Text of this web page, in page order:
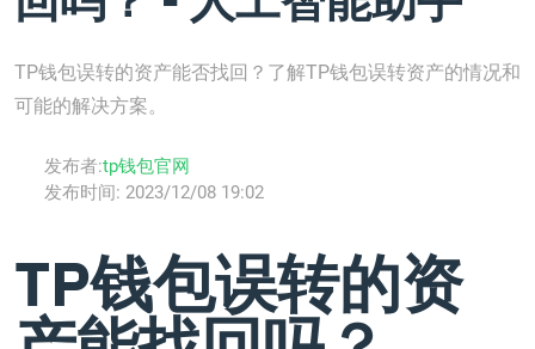
TP钱包误转的资产能否找回？了解TP钱包误转资产的情况和
可能的解决方案。
发布者:tp钱包官网
发布时间: 2023/12/08 19:02
TP钱包误转的资